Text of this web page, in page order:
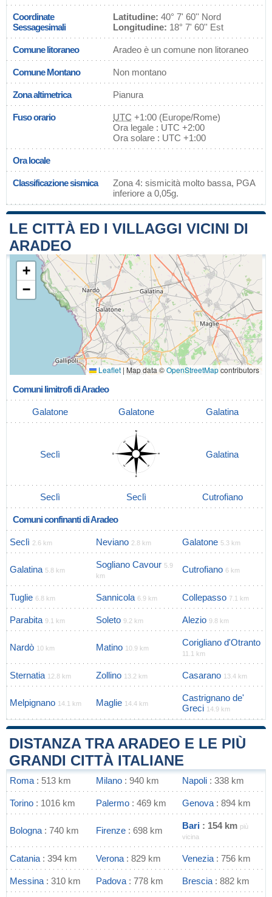
Coordinate
Sessagesimali
Latitudine: 40° 7' 60'' Nord
Longitudine: 18° 7' 60'' Est
Comune litoraneo Aradeo è un comune non litoraneo
Comune Montano Non montano
Zona altimetrica Pianura
Fuso orario UTC +1:00 (Europe/Rome)
Ora legale : UTC +2:00
Ora solare : UTC +1:00
Ora locale
Classificazione sismica
Zona 4: sismicità molto bassa, PGA
inferiore a 0,05g.
LE CITTÀ ED I VILLAGGI VICINI DI
ARADEO
+
−
Leaflet | Map data ©OpenStreetMapcontributors
Comuni limitrofi di Aradeo
Galatone Galatone Galatina
Seclì Galatina
Seclì Seclì Cutrofiano
Comuni confinanti di Aradeo
Seclì 2.6 km Neviano 2.8 km Galatone 5.3 km
Galatina 5.8 km
Sogliano Cavour 5.9
km
Cutrofiano 6 km
Tuglie 6.8 km Sannicola 6.9 km Collepasso 7.1 km
Parabita 9.1 km Soleto 9.2 km Alezio 9.8 km
Nardò 10 km Matino 10.9 km
Corigliano d'Otranto
11.1 km
Sternatia 12.8 km Zollino 13.2 km Casarano 13.4 km
Melpignano 14.1 km Maglie 14.4 km
Castrignano de'
Greci 14.9 km
DISTANZA TRA ARADEO E LE PIÙ
GRANDI CITTÀ ITALIANE
Roma : 513 km Milano : 940 km Napoli : 338 km
Torino : 1016 km Palermo : 469 km Genova : 894 km
Bologna : 740 km Firenze : 698 km Bari : 154 km più
vicina
Catania : 394 km Verona : 829 km Venezia : 756 km
Messina : 310 km Padova : 778 km Brescia : 882 km